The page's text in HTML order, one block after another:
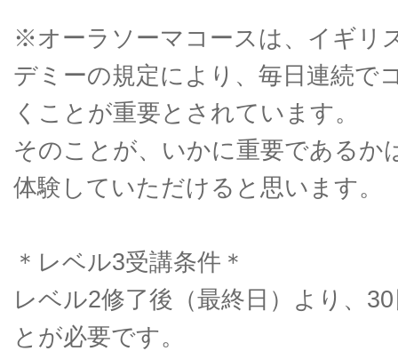
※オーラソーマコースは、イギリ
デミーの規定により、毎日連続で
くことが重要とされています。
そのことが、いかに重要であるか
体験していただけると思います。
＊レベル3受講条件＊
レベル2修了後（最終日）より、
とが必要です。